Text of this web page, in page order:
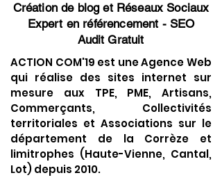
Création de blog et Réseaux Sociaux
Expert en référencement - SEO
Audit Gratuit
ACTION COM'19 est une Agence Web
qui réalise des sites internet sur
mesure aux TPE, PME, Artisans,
Commerçants, Collectivités
territoriales et Associations sur le
département de la Corrèze et
limitrophes (Haute-Vienne, Cantal,
Lot) depuis 2010.